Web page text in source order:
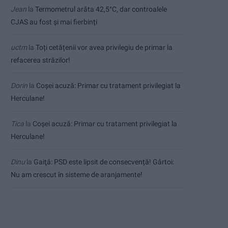
Jean la Termometrul arăta 42,5°C, dar controalele
CJAS au fost și mai fierbinți
uctmla Toți cetățenii vor avea privilegiu de primar la
refacerea străzilor!
Dorin la Coșei acuză: Primar cu tratament privilegiat la
Herculane!
Tica la Coșei acuză: Primar cu tratament privilegiat la
Herculane!
Dinu la Gaiţă: PSD este lipsit de consecvență! Gârtoi:
Nu am crescut în sisteme de aranjamente!